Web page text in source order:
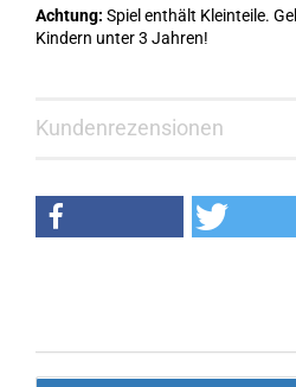
Achtung: Spiel enthält Kleinteile.
Kindern unter 3 Jahren!
Kundenrezensionen